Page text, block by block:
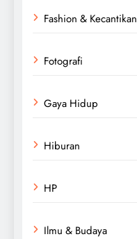
Fashion & Kecantikan
Fotografi
Gaya Hidup
Hiburan
HP
Ilmu & Budaya